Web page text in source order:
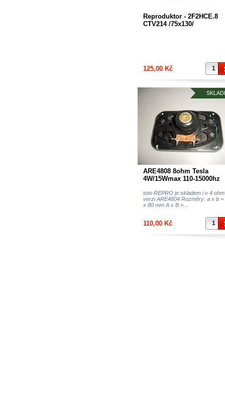
Reproduktor - 2F2HCE.8
CTV214 /75x130/
125,00 Kč
ARE4808 8ohm Tesla
4W/15Wmax 110-15000hz
Meiříčíi
toto REPRO je skladem i v 4 ohm
verzi ARE4804 Rozměry: a x b =
x 80 mm A x B =...
110,00 Kč